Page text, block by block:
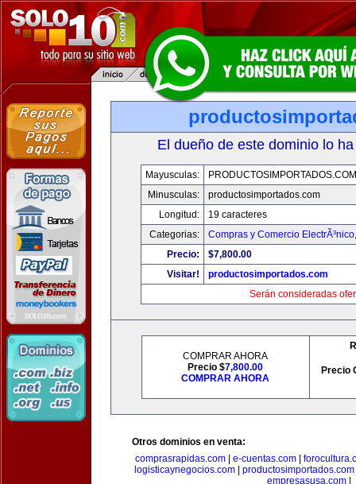
El dueño de este dominio lo
Mayusculas:
PRODUCTOSIMPORTADOS.COM
Minusculas:
productosimportados.com
Longitud:
19 caracteres
Categorias:
Compras y Comercio ElectrÃ³nico
Precio:
$7,800.00
Visitar!
productosimportados.com
Serán consideradas
COMPRAR AHORA
Precio $7,800.00
COMPRAR AHORA
Precio
Otros dominios en venta:
comprasrapidas.com
e-cuentas.com
logisticaynegocios.com
productosimportados.com
empresasusa.com